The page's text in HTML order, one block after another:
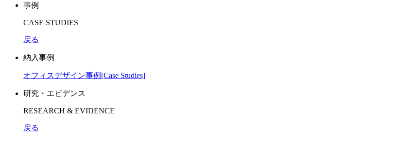
事例
CASE STUDIES
戻る
納入事例
オフィスデザイン事例[Case Studies]
研究・エビデンス
RESEARCH & EVIDENCE
戻る